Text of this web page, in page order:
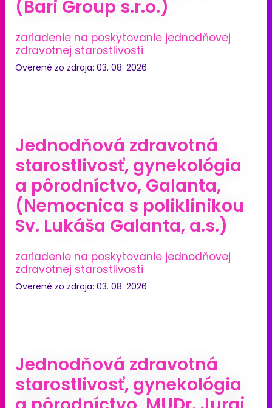
(Bari Group s.r.o.)
zariadenie na poskytovanie jednodňovej
zdravotnej starostlivosti
Overené zo zdroja: 03. 08. 2026
Jednodňová zdravotná
starostlivosť, gynekológia
a pôrodníctvo, Galanta,
(Nemocnica s poliklinikou
Sv. Lukáša Galanta, a.s.)
zariadenie na poskytovanie jednodňovej
zdravotnej starostlivosti
Overené zo zdroja: 03. 08. 2026
Jednodňová zdravotná
starostlivosť, gynekológia